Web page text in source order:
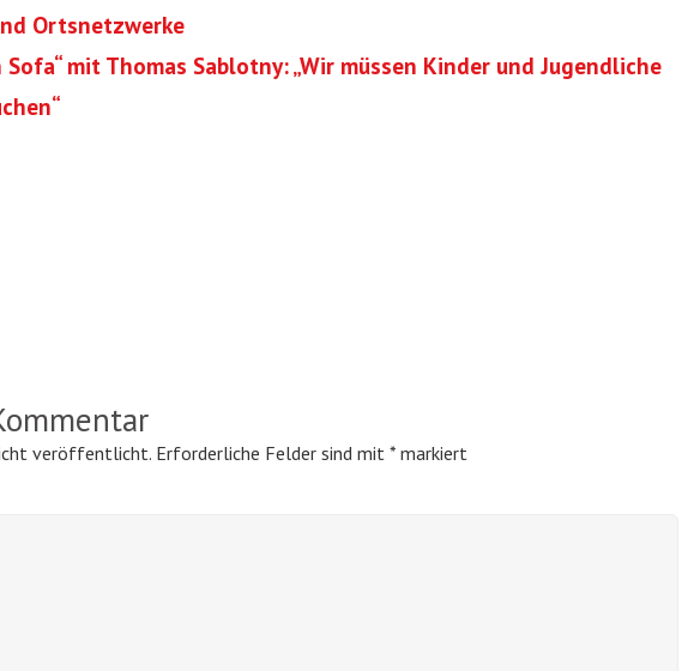
Ortsnetzwerke
Sofa“ mit Thomas Sablotny: „Wir müssen Kinder und Jugendliche
veröffentlicht. Erforderliche Felder sind mit * markiert